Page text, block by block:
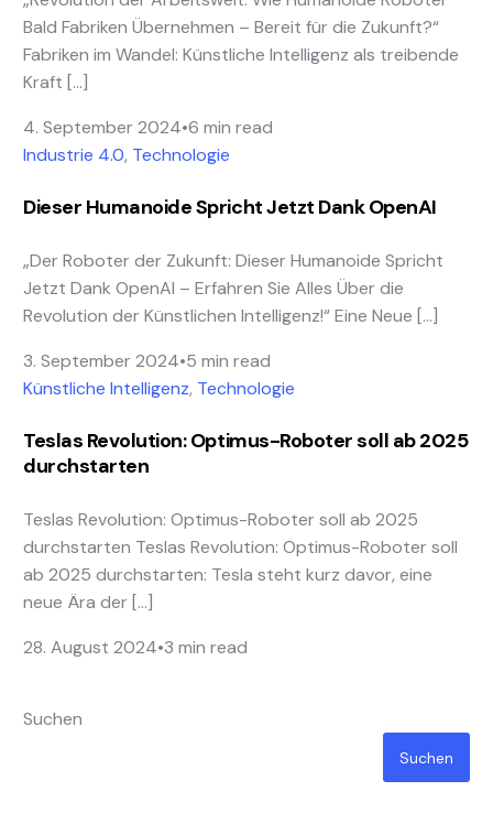
Bald Fabriken Übernehmen – Bereit für die Zukunft?“
Fabriken im Wandel: Künstliche Intelligenz als treibende
Kraft […]
4. September 2024 6 min read
Industrie 4.0, Technologie
Dieser Humanoide Spricht Jetzt Dank OpenAI
„Der Roboter der Zukunft: Dieser Humanoide Spricht
Jetzt Dank OpenAI – Erfahren Sie Alles Über die
Revolution der Künstlichen Intelligenz!“ Eine Neue […]
3. September 2024 5 min read
Künstliche Intelligenz, Technologie
Teslas Revolution: Optimus-Roboter soll ab 2025
durchstarten
Teslas Revolution: Optimus-Roboter soll ab 2025
durchstarten Teslas Revolution: Optimus-Roboter soll
ab 2025 durchstarten: Tesla steht kurz davor, eine
neue Ära der […]
28. August 2024 3 min read
Suchen
Suchen